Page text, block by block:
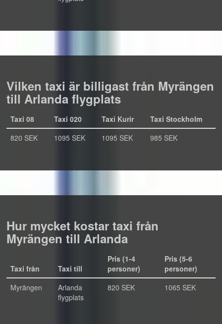
Vilken taxi är billigast från Myrängen
till Arlanda flygplats
Taxi 08 Taxi 020 Taxi Kurir
Taxi Stockholm
820 SEK
1095 SEK 1095 SEK 985 SEK
Hur mycket kostar taxi från
Myrängen till Arlanda
Taxi från Taxi till
Pris (1-4
personer)
Pris (5-6
personer)
Myrängen
Arlanda
flygplats
820 SEK 1065 SEK